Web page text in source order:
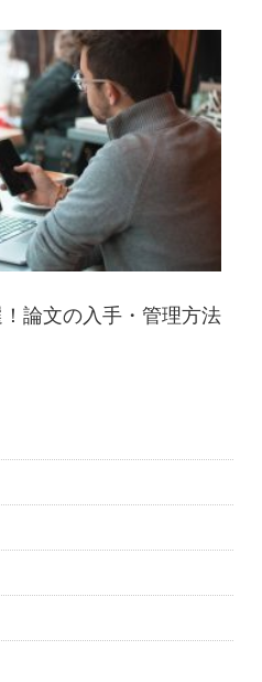
論文の入手・管理方法